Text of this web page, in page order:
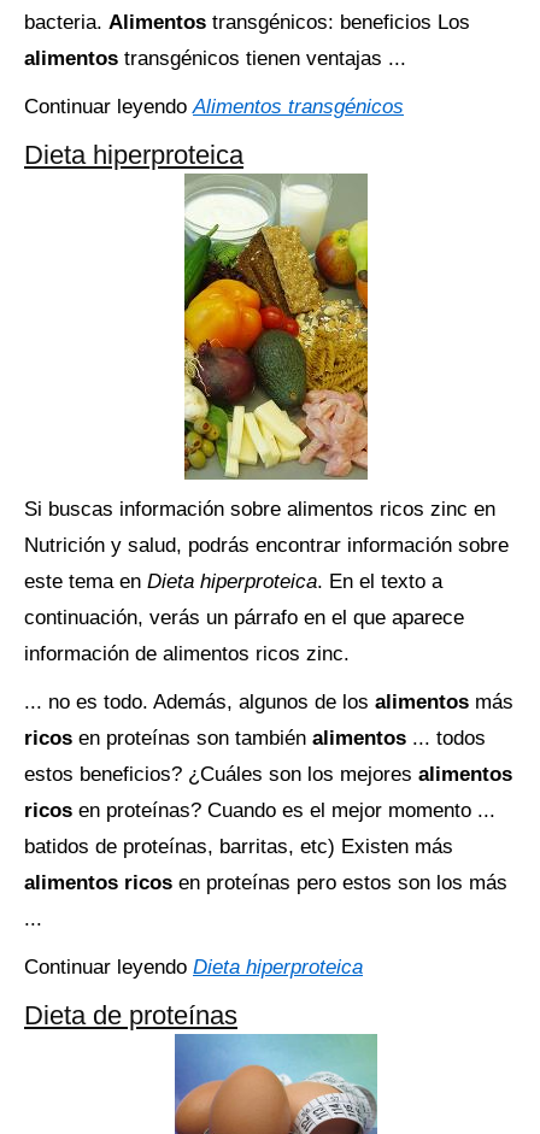
bacteria. Alimentos transgénicos: beneficios Los
alimentos transgénicos tienen ventajas ...
Continuar leyendoAlimentos transgénicos
Dieta hiperproteica
Si buscas información sobre alimentos ricos zinc en
Nutrición y salud, podrás encontrar información sobre
este tema en Dieta hiperproteica. En el texto a
continuación, verás un párrafo en el que aparece
información de alimentos ricos zinc.
... no es todo. Además, algunos de los alimentos más
ricos en proteínas son también alimentos ... todos
estos beneficios? ¿Cuáles son los mejores alimentos
ricos en proteínas? Cuando es el mejor momento ...
batidos de proteínas, barritas, etc) Existen más
alimentos ricos en proteínas pero estos son los más
...
Continuar leyendo Dieta hiperproteica
Dieta de proteínas